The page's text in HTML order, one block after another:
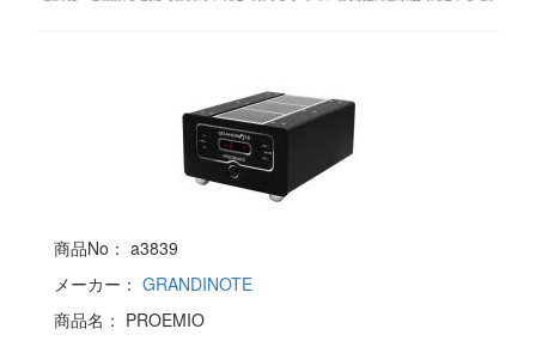
商品No： a3839
メーカー： GRANDINOTE
商品名： PROEMIO